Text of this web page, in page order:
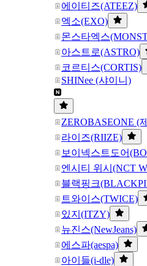
에이티즈(ATEEZ)
엑소(EXO)
몬스타엑스
아스트로(ASTRO)
코르티스(CORTIS)
SHINee (샤이니)
ZEROBASEONE (
라이즈(RIIZE)
보이넥스트도어
엔시티 위시(NCT
블랙핑크
트와이스(TWICE)
있지(ITZY)
뉴진스(NewJeans)
에스파(aespa)
아이들(i-dle)